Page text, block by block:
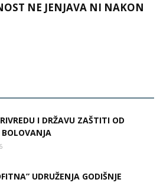
NE JENJAVA NI NAKON
I DRŽAVU ZAŠTITI OD
UDRUŽENJA GODIŠNJE